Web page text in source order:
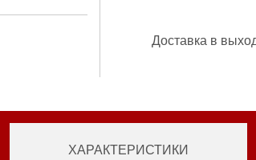
Доставка в
ХАРАКТЕРИСТИКИ